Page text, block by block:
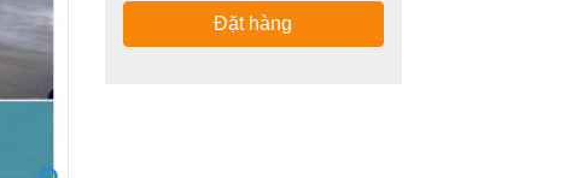
Đặt hàng